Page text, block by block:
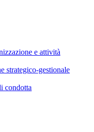
e attività
strategico-gestionale
condotta